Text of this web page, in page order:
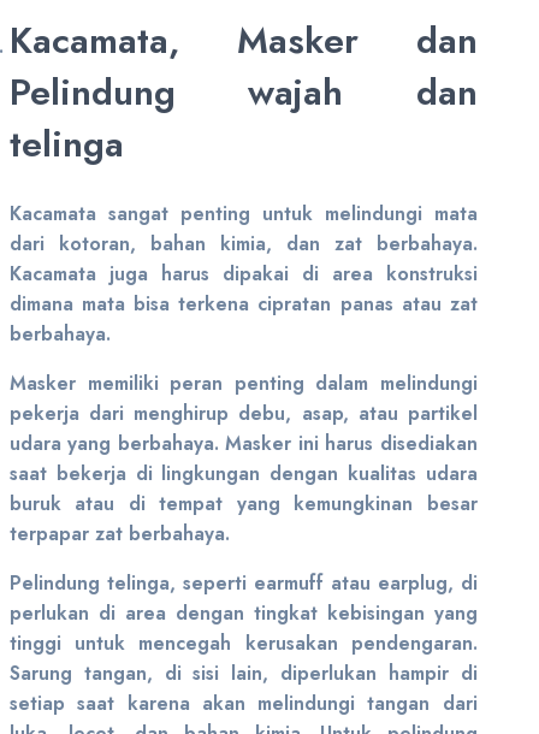
Kacamata, Masker dan
Pelindung wajah dan
telinga
Kacamata sangat penting untuk melindungi mata
dari kotoran, bahan kimia, dan zat berbahaya.
Kacamata juga harus dipakai di area konstruksi
dimana mata bisa terkena cipratan panas atau zat
berbahaya.
Masker memiliki peran penting dalam melindungi
pekerja dari menghirup debu, asap, atau partikel
udara yang berbahaya. Masker ini harus disediakan
saat bekerja di lingkungan dengan kualitas udara
buruk atau di tempat yang kemungkinan besar
terpapar zat berbahaya.
Pelindung telinga, seperti earmuff atau earplug, di
perlukan di area dengan tingkat kebisingan yang
tinggi untuk mencegah kerusakan pendengaran.
Sarung tangan, di sisi lain, diperlukan hampir di
setiap saat karena akan melindungi tangan dari